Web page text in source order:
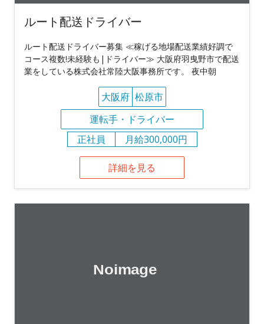
ルート配送ドライバー
ルート配送ドライバー募集 ≪稼げる地場配送業績好調で
コース複数!未経験も|ドライバー≫ 大阪府羽曳野市で配送
業をしている株式会社常陸大阪事務所です。 夜中朝
大阪府 松原市
運転手・ドライバー
正社員
月給300,000円
詳細を見る